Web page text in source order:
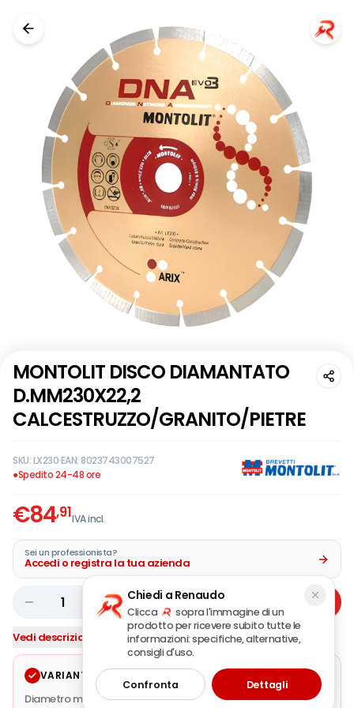
MONTOLIT DISCO DIAMANTATO
D.MM230X22,2
CALCESTRUZZO/GRANITO/PIETRE
SKU:LX230·EAN: 8023743007527
●Spedito 24-48 ore
€84,91IVA incl.
Sei un professionista?
Accedi o registra la tua azienda
1 Aggiungi
Vedi descrizione completa
VARIANTE SELEZIONATA Modifica
Diametro mm. 230 · Diametro foro mm.22,23 · Giri al minuto
Chiedi a Renaudo
Clicca
sopra l'immagine di un
prodotto per ricevere subito tutte le
informazioni: specifiche, alternative,
consigli d'uso.
Confronta Dettagli